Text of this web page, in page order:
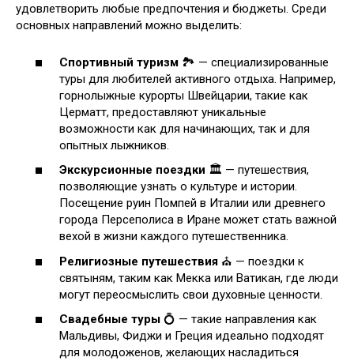
удовлетворить любые предпочтения и бюджеты. Среди
основных направлений можно выделить:
Спортивный туризм 🏞️ — специализированные
туры для любителей активного отдыха. Например,
горнолыжные курорты Швейцарии, такие как
Церматт, предоставляют уникальные
возможности как для начинающих, так и для
опытных лыжников.
Экскурсионные поездки 🏛️ — путешествия,
позволяющие узнать о культуре и истории.
Посещение руин Помпей в Италии или древнего
города Персеполиса в Иране может стать важной
вехой в жизни каждого путешественника.
Религиозные путешествия ⛪ — поездки к
святыням, таким как Мекка или Ватикан, где люди
могут переосмыслить свои духовные ценности.
Свадебные туры 💍 — такие направления как
Мальдивы, Фиджи и Греция идеально подходят
для молодоженов, желающих насладиться